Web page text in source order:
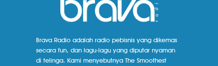
Brava Radio adalah radio pebisnis yang dikemas
secara fun, dan lagu-lagu yang diputar nyaman
di telinga. Kami menyebutnya The Smoothest